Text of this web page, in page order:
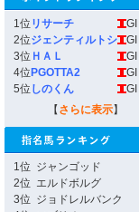
1位 リサーチ
GI
2位ジェンティルトシ
GI
3位 ＨＡＬ
GI
4位 PGOTTA2
GI
5位 しのくん
GI
【 さらに表示】
1位 ジャンゴッド
2位 エルドボルグ
3位 ジョドレルバンク